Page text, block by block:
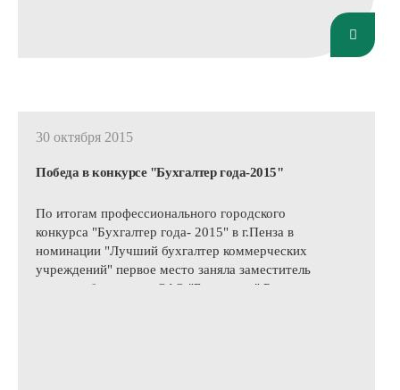
30 октября 2015
Победа в конкурсе "Бухгалтер года-2015"
По итогам профессионального городского
конкурса "Бухгалтер года- 2015" в г.Пенза в
номинации "Лучший бухгалтер коммерческих
учреждений" первое место заняла заместитель
главного бухгалтера ОАО "Биосинтез" Рылякина